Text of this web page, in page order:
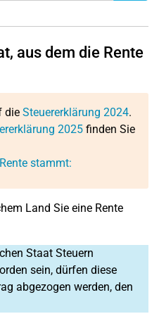
aus dem die Rente
die Steuererklärung 2024.
2025 finden Sie
stammt:
Land Sie eine Rente
Staat Steuern
sein, dürfen diese
abgezogen werden, den